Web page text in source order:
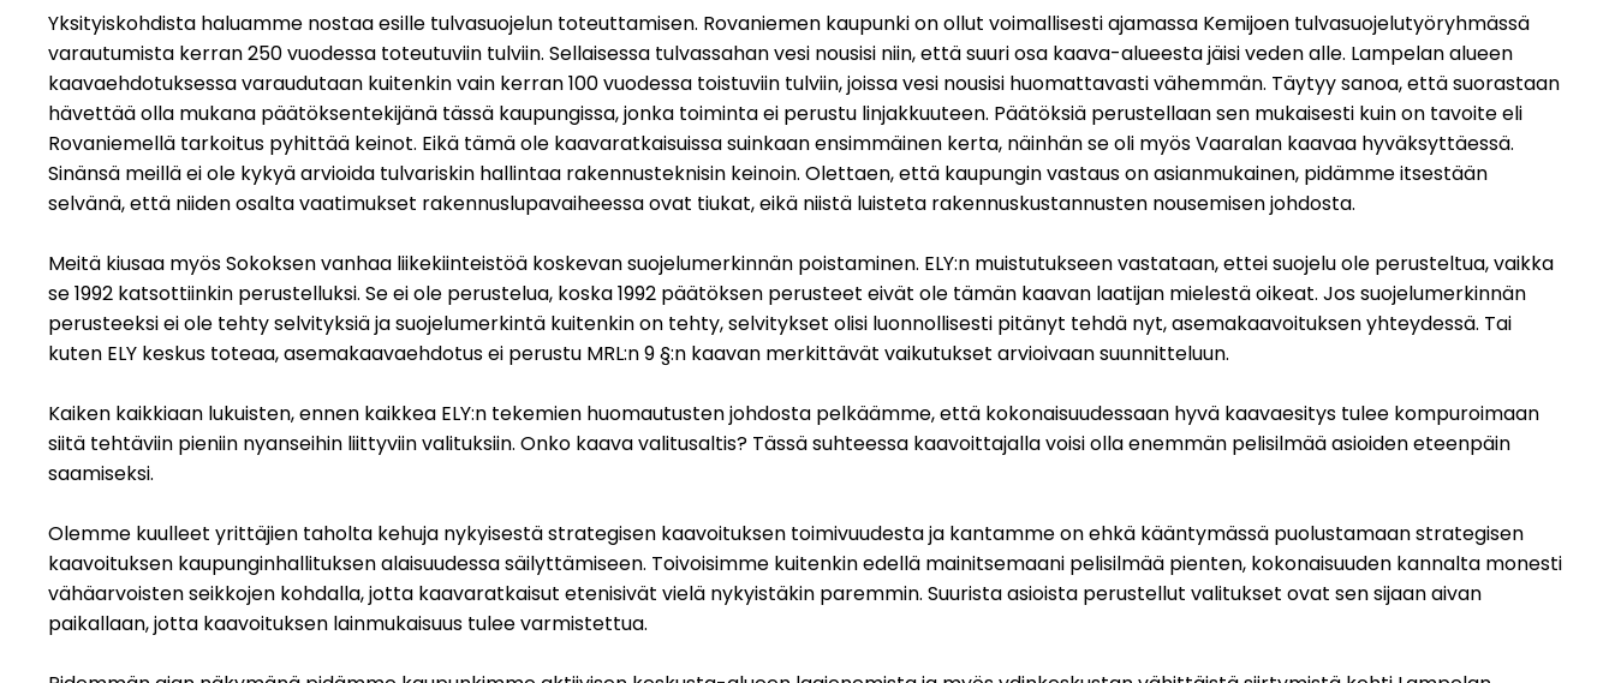
Yksityiskohdista haluamme nostaa esille tulvasuojelun toteuttamisen. Rovaniemen kaupunki on ollut voimallisesti ajamassa Kemijoen tulvasuojelutyöryhmässä
varautumista kerran 250 vuodessa toteutuviin tulviin. Sellaisessa tulvassahan vesi nousisi niin, että suuri osa kaava-alueesta jäisi veden alle. Lampelan alueen
kaavaehdotuksessa varaudutaan kuitenkin vain kerran 100 vuodessa toistuviin tulviin, joissa vesi nousisi huomattavasti vähemmän. Täytyy sanoa, että suorastaan
hävettää olla mukana päätöksentekijänä tässä kaupungissa, jonka toiminta ei perustu linjakkuuteen. Päätöksiä perustellaan sen mukaisesti kuin on tavoite eli
Rovaniemellä tarkoitus pyhittää keinot. Eikä tämä ole kaavaratkaisuissa suinkaan ensimmäinen kerta, näinhän se oli myös Vaaralan kaavaa hyväksyttäessä.
Sinänsä meillä ei ole kykyä arvioida tulvariskin hallintaa rakennusteknisin keinoin. Olettaen, että kaupungin vastaus on asianmukainen, pidämme itsestään
selvänä, että niiden osalta vaatimukset rakennuslupavaiheessa ovat tiukat, eikä niistä luisteta rakennuskustannusten nousemisen johdosta.
Meitä kiusaa myös Sokoksen vanhaa liikekiinteistöä koskevan suojelumerkinnän poistaminen. ELY:n muistutukseen vastataan, ettei suojelu ole perusteltua, vaikka
se 1992 katsottiinkin perustelluksi. Se ei ole perustelua, koska 1992 päätöksen perusteet eivät ole tämän kaavan laatijan mielestä oikeat. Jos suojelumerkinnän
perusteeksi ei ole tehty selvityksiä ja suojelumerkintä kuitenkin on tehty, selvitykset olisi luonnollisesti pitänyt tehdä nyt, asemakaavoituksen yhteydessä. Tai
kuten ELY keskus toteaa, asemakaavaehdotus ei perustu MRL:n 9 §:n kaavan merkittävät vaikutukset arvioivaan suunnitteluun.
Kaiken kaikkiaan lukuisten, ennen kaikkea ELY:n tekemien huomautusten johdosta pelkäämme, että kokonaisuudessaan hyvä kaavaesitys tulee kompuroimaan
siitä tehtäviin pieniin nyanseihin liittyviin valituksiin. Onko kaava valitusaltis? Tässä suhteessa kaavoittajalla voisi olla enemmän pelisilmää asioiden eteenpäin
saamiseksi.
Olemme kuulleet yrittäjien taholta kehuja nykyisestä strategisen kaavoituksen toimivuudesta ja kantamme on ehkä kääntymässä puolustamaan strategisen
kaavoituksen kaupunginhallituksen alaisuudessa säilyttämiseen. Toivoisimme kuitenkin edellä mainitsemaani pelisilmää pienten, kokonaisuuden kannalta monesti
vähäarvoisten seikkojen kohdalla, jotta kaavaratkaisut etenisivät vielä nykyistäkin paremmin. Suurista asioista perustellut valitukset ovat sen sijaan aivan
paikallaan, jotta kaavoituksen lainmukaisuus tulee varmistettua.